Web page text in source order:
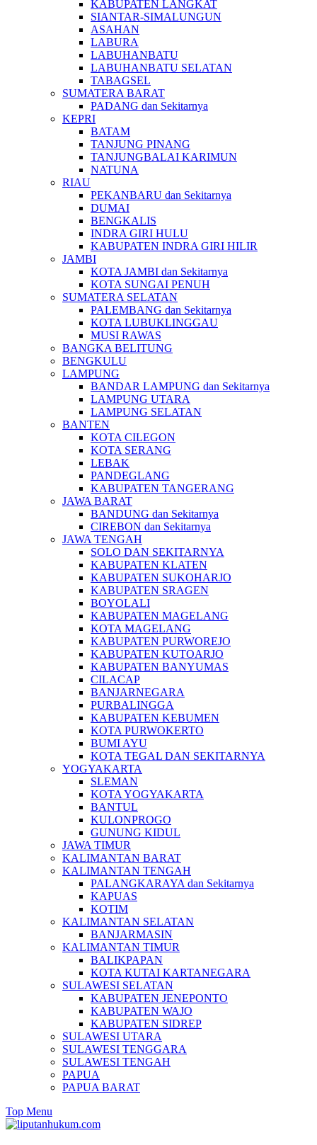
KABUPATEN LANGKAT
SIANTAR-SIMALUNGUN
ASAHAN
LABURA
LABUHANBATU
LABUHANBATU SELATAN
TABAGSEL
SUMATERA BARAT
PADANG dan Sekitarnya
KEPRI
BATAM
TANJUNG PINANG
TANJUNGBALAI KARIMUN
NATUNA
RIAU
PEKANBARU dan Sekitarnya
DUMAI
BENGKALIS
INDRA GIRI HULU
KABUPATEN INDRA GIRI HILIR
JAMBI
KOTA JAMBI dan Sekitarnya
KOTA SUNGAI PENUH
SUMATERA SELATAN
PALEMBANG dan Sekitarnya
KOTA LUBUKLINGGAU
MUSI RAWAS
BANGKA BELITUNG
BENGKULU
LAMPUNG
BANDAR LAMPUNG dan Sekitarnya
LAMPUNG UTARA
LAMPUNG SELATAN
BANTEN
KOTA CILEGON
KOTA SERANG
LEBAK
PANDEGLANG
KABUPATEN TANGERANG
JAWA BARAT
BANDUNG dan Sekitarnya
CIREBON dan Sekitarnya
JAWA TENGAH
SOLO DAN SEKITARNYA
KABUPATEN KLATEN
KABUPATEN SUKOHARJO
KABUPATEN SRAGEN
BOYOLALI
KABUPATEN MAGELANG
KOTA MAGELANG
KABUPATEN PURWOREJO
KABUPATEN KUTOARJO
KABUPATEN BANYUMAS
CILACAP
BANJARNEGARA
PURBALINGGA
KABUPATEN KEBUMEN
KOTA PURWOKERTO
BUMI AYU
KOTA TEGAL DAN SEKITARNYA
YOGYAKARTA
SLEMAN
KOTA YOGYAKARTA
BANTUL
KULONPROGO
GUNUNG KIDUL
JAWA TIMUR
KALIMANTAN BARAT
KALIMANTAN TENGAH
PALANGKARAYA dan Sekitarnya
KAPUAS
KOTIM
KALIMANTAN SELATAN
BANJARMASIN
KALIMANTAN TIMUR
BALIKPAPAN
KOTA KUTAI KARTANEGARA
SULAWESI SELATAN
KABUPATEN JENEPONTO
KABUPATEN WAJO
KABUPATEN SIDREP
SULAWESI UTARA
SULAWESI TENGGARA
SULAWESI TENGAH
PAPUA
PAPUA BARAT
Top Menu